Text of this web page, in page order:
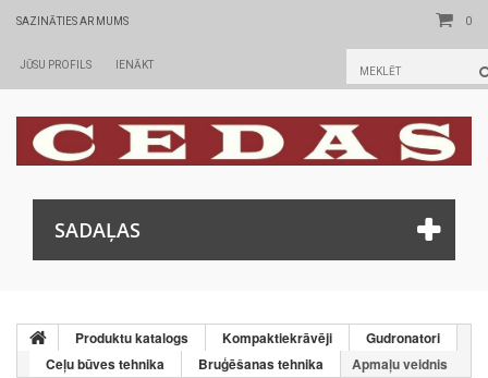
SAZINĀTIES AR MUMS 0
IENĀKT
JŪSU PROFILS
SADAĻAS
Produktu katalogs Kompaktiekrāvēji
Gudronatori
Ceļu būves tehnika
Bruģēšanas tehnika Apmaļu veidnis